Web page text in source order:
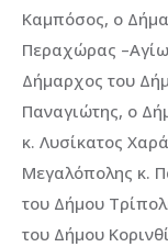
Καμπόσος, ο
Περαχώρας
Δήμαρχος του
Παναγιώτης, ο
κ. Λυσίκατος
Μεγαλόπολης κ.
του Δήμου
του Δήμου